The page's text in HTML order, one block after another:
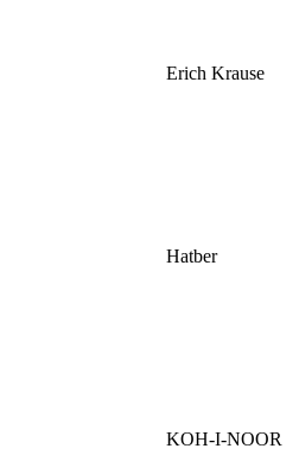
Erich Krause
Hatber
KOH-I-NOOR